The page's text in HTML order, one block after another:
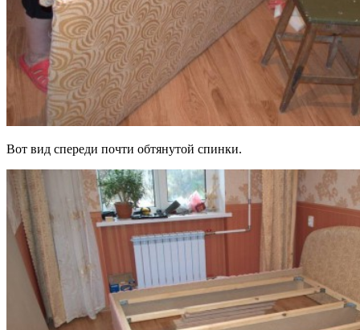
Вот вид спереди почти обтянутой спинки.